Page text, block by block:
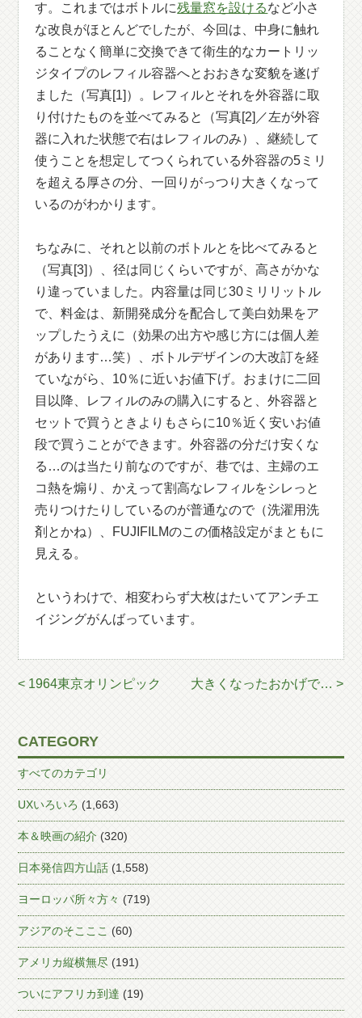
す。これまではボトルに残量窓を設けるなど小さ
な改良がほとんどでしたが、今回は、中身に触れ
ることなく簡単に交換できて衛生的なカートリッ
ジタイプのレフィル容器へとおおきな変貌を遂げ
ました（写真[1]）。レフィルとそれを外容器に取
り付けたものを並べてみると（写真[2]／左が外容
器に入れた状態で右はレフィルのみ）、継続して
使うことを想定してつくられている外容器の5ミリ
を超える厚さの分、一回りがっつり大きくなって
いるのがわかります。
ちなみに、それと以前のボトルとを比べてみると
（写真[3]）、径は同じくらいですが、高さがかな
り違っていました。内容量は同じ30ミリリットル
で、料金は、新開発成分を配合して美白効果をア
ップしたうえに（効果の出方や感じ方には個人差
があります…笑）、ボトルデザインの大改訂を経
ていながら、10％に近いお値下げ。おまけに二回
目以降、レフィルのみの購入にすると、外容器と
セットで買うときよりもさらに10％近く安いお値
段で買うことができます。外容器の分だけ安くな
る…のは当たり前なのですが、巷では、主婦のエ
コ熱を煽り、かえって割高なレフィルをシレっと
売りつけたりしているのが普通なので（洗濯用洗
剤とかね）、FUJIFILMのこの価格設定がまともに
見える。
というわけで、相変わらず大枚はたいてアンチエ
イジングがんばっています。
< 1964東京オリンピック 大きくなったおかげで… >
CATEGORY
すべてのカテゴリ
UXいろいろ (1,663)
本＆映画の紹介 (320)
日本発信四方山話 (1,558)
ヨーロッパ所々方々 (719)
アジアのそこここ (60)
アメリカ縦横無尽 (191)
ついにアフリカ到達 (19)